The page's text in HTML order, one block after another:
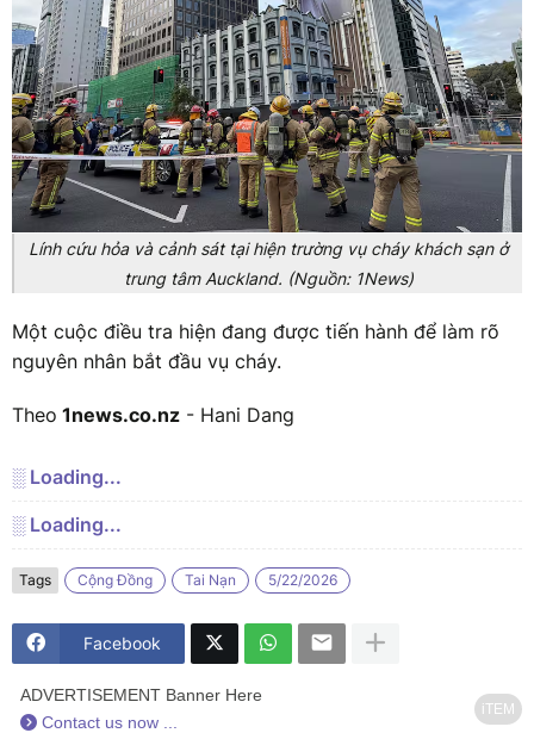
Lính cứu hỏa và cảnh sát tại hiện trường vụ cháy khách sạn ở
trung tâm Auckland. (Nguồn: 1News)
Một cuộc điều tra hiện đang được tiến hành để làm rõ
nguyên nhân bắt đầu vụ cháy.
Theo 1news.co.nz - Hani Dang
░ Loading...
░ Loading...
Tags Cộng Đồng Tai Nạn 5/22/2026
Facebook
ADVERTISEMENT Banner Here
Contact us now ...
iTEM